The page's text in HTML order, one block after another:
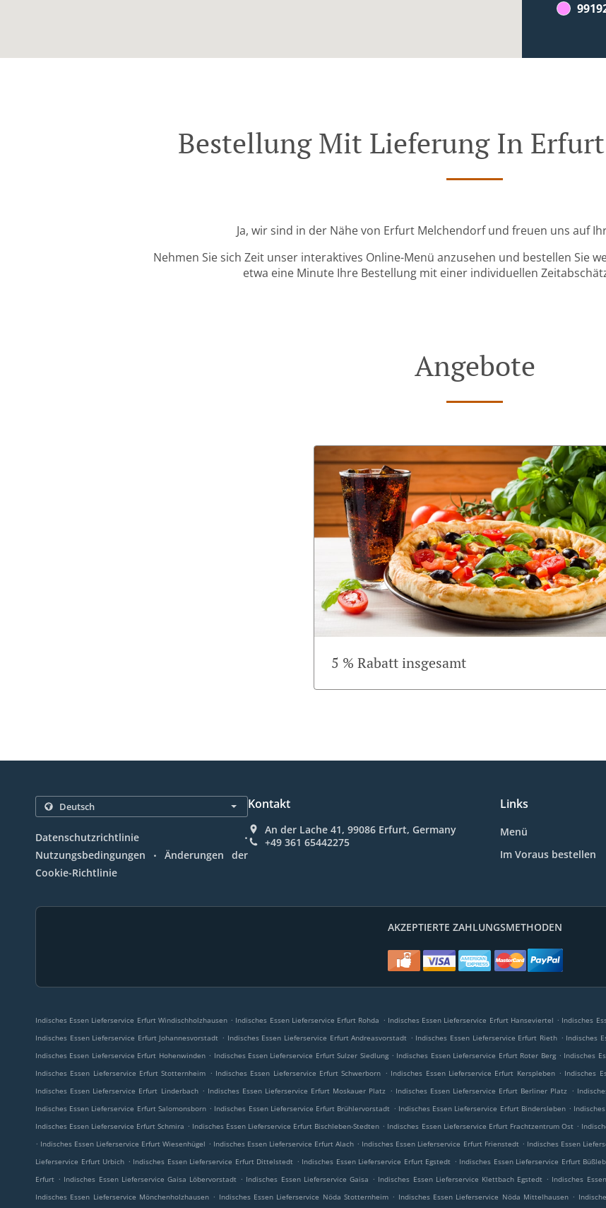
Bestellung Mit Lieferung In
Ja, wir sind in der Nähe von Erfurt Melchendorf und freuen uns auf
Nehmen Sie sich Zeit unser interaktives Online-Menü anzusehen und bestellen Sie
etwa eine Minute Ihre Bestellung mit einer individuellen
Angebote
5 % Rabatt insgesamt
Datenschutzrichtlinie .
Nutzungsbedingungen .
Änderungen der
Cookie-Richtlinie
Kontakt
An der Lache 41, 99086 Erfurt, Germany
+49 361 65442275
Links
Menü
Im Voraus bestellen
AKZEPTIERTE ZAHLUNGSMETHODEN
Indisches Essen Lieferservice Erfurt Windischholzhausen . Indisches Essen Lieferservice Erfurt Rohda . Indisches Essen Lieferservice Erfurt Hanseviertel . Indisches
Indisches Essen Lieferservice Erfurt Johannesvorstadt . Indisches Essen Lieferservice Erfurt Andreasvorstadt . Indisches Essen Lieferservice Erfurt Rieth . Indisches
Indisches Essen Lieferservice Erfurt Hohenwinden . Indisches Essen Lieferservice Erfurt Sulzer Siedlung . Indisches Essen Lieferservice Erfurt Roter Berg . Indisches
Indisches Essen Lieferservice Erfurt Stotternheim . Indisches Essen Lieferservice Erfurt Schwerborn . Indisches Essen Lieferservice Erfurt Kerspleben . Indisches
Indisches Essen Lieferservice Erfurt Linderbach . Indisches Essen Lieferservice Erfurt Moskauer Platz . Indisches Essen Lieferservice Erfurt Berliner Platz .
Indisches Essen Lieferservice Erfurt Salomonsborn . Indisches Essen Lieferservice Erfurt Brühlervorstadt . Indisches Essen Lieferservice Erfurt Bindersleben .
Indisches Essen Lieferservice Erfurt Schmira . Indisches Essen Lieferservice Erfurt Bischleben-Stedten . Indisches Essen Lieferservice Erfurt Frachtzentrum Ost .
. Indisches Essen Lieferservice Erfurt Wiesenhügel . Indisches Essen Lieferservice Erfurt Alach . Indisches Essen Lieferservice Erfurt Frienstedt . Indisches Essen
Lieferservice Erfurt Urbich . Indisches Essen Lieferservice Erfurt Dittelstedt . Indisches Essen Lieferservice Erfurt Egstedt . Indisches Essen Lieferservice Erfurt
Erfurt . Indisches Essen Lieferservice Gaisa Löbervorstadt . Indisches Essen Lieferservice Gaisa . Indisches Essen Lieferservice Klettbach Egstedt . Indisches
Indisches Essen Lieferservice Mönchenholzhausen . Indisches Essen Lieferservice Nöda Stotternheim . Indisches Essen Lieferservice Nöda Mittelhausen .